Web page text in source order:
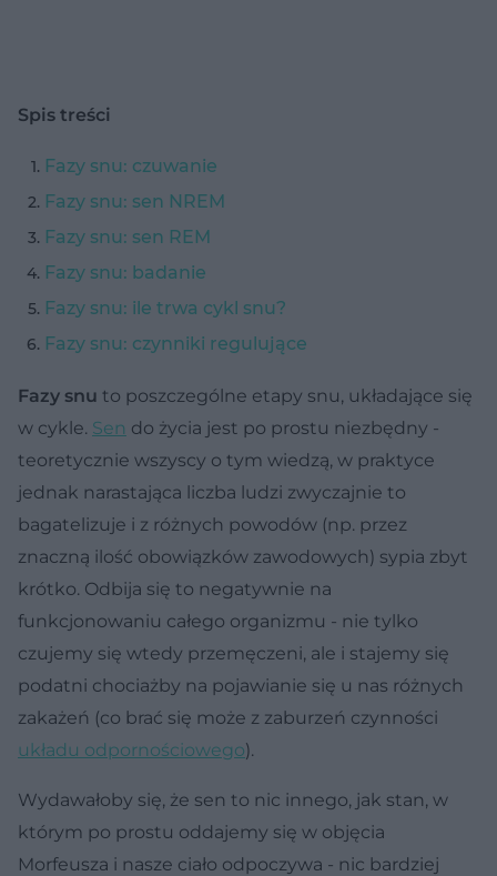
Spis treści
Fazy snu: czuwanie
Fazy snu: sen NREM
Fazy snu: sen REM
Fazy snu: badanie
Fazy snu: ile trwa cykl snu?
Fazy snu: czynniki regulujące
Fazy snu to poszczególne etapy snu, układające się
w cykle. Sen do życia jest po prostu niezbędny -
teoretycznie wszyscy o tym wiedzą, w praktyce
jednak narastająca liczba ludzi zwyczajnie to
bagatelizuje i z różnych powodów (np. przez
znaczną ilość obowiązków zawodowych) sypia zbyt
krótko. Odbija się to negatywnie na
funkcjonowaniu całego organizmu - nie tylko
czujemy się wtedy przemęczeni, ale i stajemy się
podatni chociażby na pojawianie się u nas różnych
zakażeń (co brać się może z zaburzeń czynności
układu odpornościowego).
Wydawałoby się, że sen to nic innego, jak stan, w
którym po prostu oddajemy się w objęcia
Morfeusza i nasze ciało odpoczywa - nic bardziej